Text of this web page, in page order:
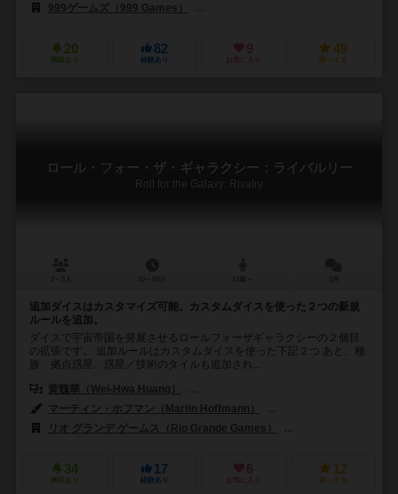
999ゲームズ（999 Games）
20
興味あり
82
経験あり
9
お気に入り
49
持ってる
ロール・フォー・ザ・ギャラクシー：ライバルリー
Roll for the Galaxy: Rivalry
追加ダイスはカスタマイズ可能。カスタムダイスを使った２つの新規
ルールを追加。
ダイスで宇宙帝国を発展させるロールフォーザギャラクシーの２個目
の拡張です。 追加ルールはカスタムダイスを使った下記２つ あと、種
族、拠点惑星、惑星／技術のタイルも追加され...
黄魏華（Wei-Hwa Huang）
マーティン・ホフマン（Martin Hoffmann）
リオ グランデ ゲームス（Rio Grande Games）
34
興味あり
17
経験あり
6
お気に入り
12
持ってる